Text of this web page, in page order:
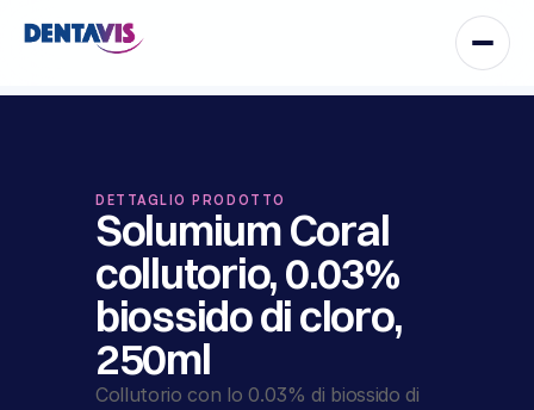
DETTAGLIO PRODOTTO
Solumium Coral
collutorio, 0.03%
biossido di cloro,
250ml
Collutorio con lo 0.03% di biossido di